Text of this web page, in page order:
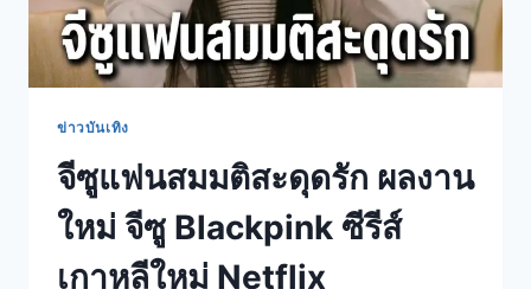
ข่าวบันเทิง
จีซูแฟนสมมติสะดุดรัก ผลงาน
ใหม่ จีซู Blackpink ซีรีส์
เกาหลีใหม่ Netflix